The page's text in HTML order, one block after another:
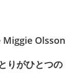
りがひとつの